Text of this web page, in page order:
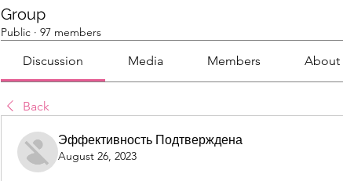
Group
Public · 97 members
Discussion Media Members About
Back
Эффективность Подтверждена
August 26, 2023